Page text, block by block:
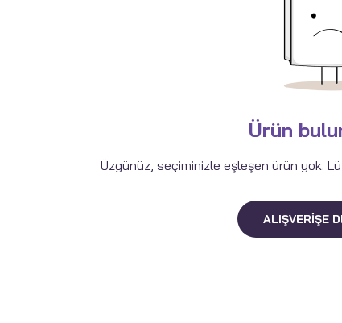
Ürün
Üzgünüz, seçiminizle eşleşen ürün yok.
ALIŞVERIŞE